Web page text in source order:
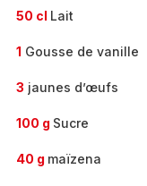
50 cl Lait
1 Gousse de vanille
3 jaunes d’œufs
100 g Sucre
40 g maïzena